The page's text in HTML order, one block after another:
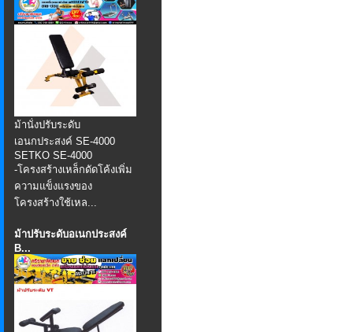
ม้านั่งปรับระดับ
เอนกประสงค์ SE-4000
SETKO SE-4000
-โครงสร้างเหล็กดัดโค้งเพิ่ม
ความแข็งแรงของ
โครงสร้างใช้เหล...
ม้าปรับระดับอเนกประสงค์
B...